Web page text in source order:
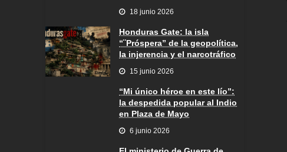
18 junio 2026
Honduras Gate: la isla
“¨Próspera” de la geopolítica,
la injerencia y el narcotráfico
15 junio 2026
“Mi único héroe en este lío”:
la despedida popular al Indio
en Plaza de Mayo
6 junio 2026